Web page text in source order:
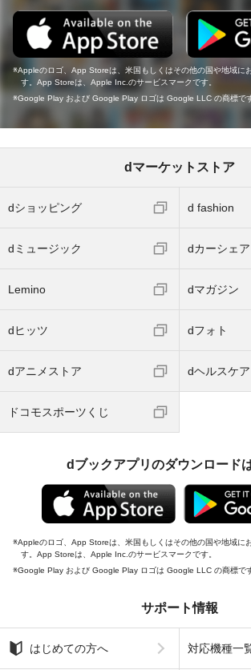
Appleのロゴ、App Storeは、米国もしくはその他の国や地域に
す。App Storeは、Apple Inc.のサービスマークです。
Google Play および Google Play ロゴは Google LLC の商標です
dマーケットストア
dショッピング d fashion
dミュージック dカーシェア
Lemino dマガジン
dヒッツ dフォト
dアニメストア dヘルスケア
ドコモスポーツくじ
dブックアプリのダウンロード
Appleのロゴ、App Storeは、米国もしくはその他の国や地域に
す。App Storeは、Apple Inc.のサービスマークです。
Google Play および Google Play ロゴは Google LLC の商標です
サポート情報
はじめての方へ 対応機種一